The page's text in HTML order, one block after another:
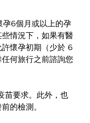
孕6個月或以上的孕
情況下，如果有醫
懷孕初期（少於 6
何旅行之前諮詢您
苗要求。此外，也
的檢測。